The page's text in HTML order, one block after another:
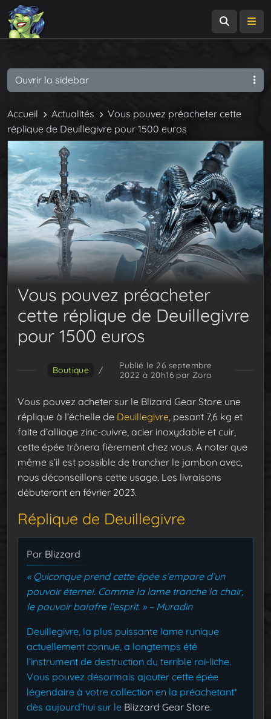
Accueil Actualités
Vous pouvez préacheter cette
réplique de Deuillegivre pour 1500 euros
Vous pouvez préacheter
cette réplique de Deuillegivre
pour 1500 euros
Boutique /
Publié le 26 septembre
2022 à 20h16par Zora
Vous pouvez acheter sur le Blizard Gear Store une
réplique à l’échelle de Deuillegivre, pesant 7,6 kg et
faite d’alliage zinc-cuivre, acier inoxydable et cuir,
cette épée trônera fièrement chez vous. A noter que
même s’il est possible de trancher le jambon avec,
nous déconseillons cette usage. Les livraisons
débuteront en février 2023.
Réplique de Deuillegivre
Par Blizzard
« Quiconque prend cette épée s’empare d’un
pouvoir éternel. Comme la lame tranche la chair,
le pouvoir balafre l’esprit. » – Muradin
Deuillegivre, la plus puissante lame runique
actuellement connue, a longtemps été
l’instrument de destruction du terrible roi-liche.
Vous pouvez désormais ajouter cette épée
légendaire à votre collection en la préachetant*
dès aujourd’hui sur le Blizzard Gear Store.
Ouvrir la sidebar